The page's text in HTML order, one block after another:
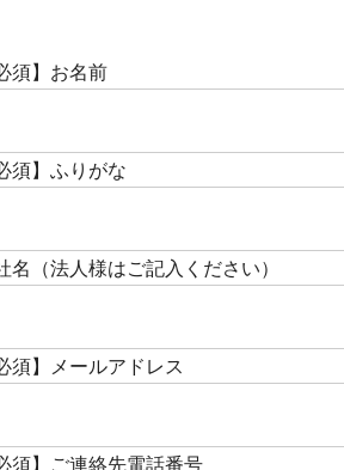
須】 お名前
須】 ふりがな
名（法人様はご記入ください）
須】 メールアドレス
須】 ご連絡先電話番号